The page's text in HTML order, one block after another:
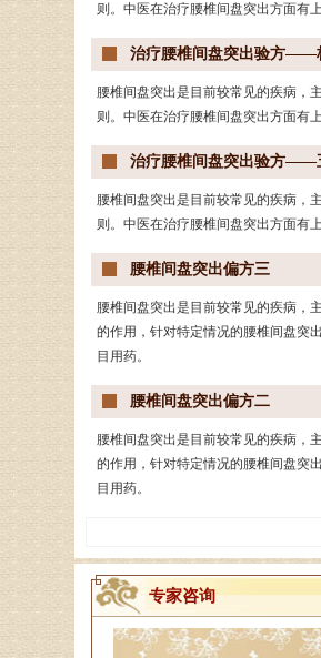
则。中医在治疗腰椎间盘突出方面有
治疗腰椎间盘突出验方——
腰椎间盘突出是目前较常见的疾病，
则。中医在治疗腰椎间盘突出方面有
治疗腰椎间盘突出验方——
腰椎间盘突出是目前较常见的疾病，
则。中医在治疗腰椎间盘突出方面有
腰椎间盘突出偏方三
腰椎间盘突出是目前较常见的疾病，
的作用，针对特定情况的腰椎间盘突
目用药。
腰椎间盘突出偏方二
腰椎间盘突出是目前较常见的疾病，
的作用，针对特定情况的腰椎间盘突
目用药。
专家咨询